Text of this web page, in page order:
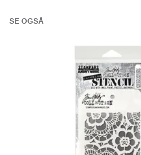
MFT stensiler
Studio Light stensiler
SE OGSÅ